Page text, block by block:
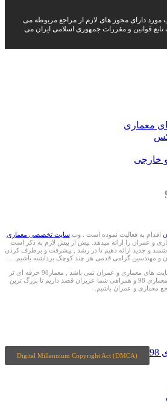
دارای مجوز های لازم از مراجع مربوطه می
تابع قوانین و مقررات جمهوری اسلامی ایران می
معماری
خارجی
اقدام به فعالیت نموده است . وبسایت تخصصی معماری
و عمران را ارائه میدهد. پیش از پیش لازم به ذکر است
و جدید ارائه دهیم تا در رشد , پیشرفت و برطرف کردن
و مهندسین گرامی قدمی هر چند کوچک برداشته باشیم. ....
هدف ما فعالیت همچون سایر وب سایت های معماری و عمران نمی باشد , معمار98 حرفه ای تر
عمل می کند. با همت و پشتکار تیم معماری 98 و همراهی شما عزیزان قصد داریم تا بزرگ ترین
معماری و عمران باشیم.
Digital Millennium Copyright Act (DMCA)